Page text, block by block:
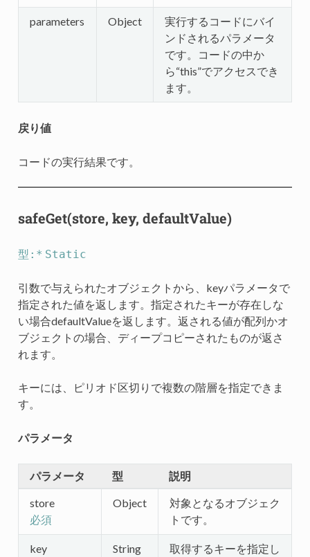
parameters Object
実行するコードにバイ
ンドされるパラメータ
です。コードの中か
ら“this”でアクセスでき
ます。
戻り値
コードの実行結果です。
safeGet(store, key, defaultValue)
型:* Static
引数で与えられたオブジェクトから、keyパラメータで
指定された値を返します。指定されたキーが存在しな
い場合defaultValueを返します。返される値が配列かオ
ブジェクトの場合、ディープコピーされたものが返さ
れます。
キーには、ピリオド区切りで複数の階層を指定できま
す。
パラメータ
パラメータ 型 説明
store
必須
Object
対象となるオブジェク
トです。
key
String
取得するキーを指定し